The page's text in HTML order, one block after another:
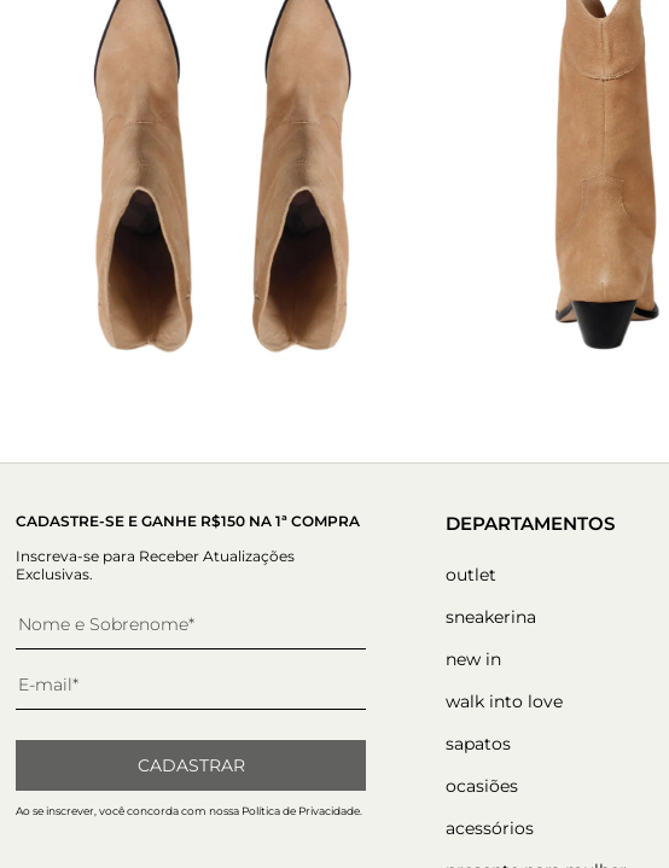
CADASTRE-SE E GANHE R$150 NA 1ª COMPRA
Inscreva-se para Receber Atualizações
Exclusivas.
CADASTRAR
Ao se inscrever, você concorda com nossa Política de Privacidade.
DEPARTAMENTOS
outlet
sneakerina
new in
walk into love
sapatos
ocasiões
acessórios